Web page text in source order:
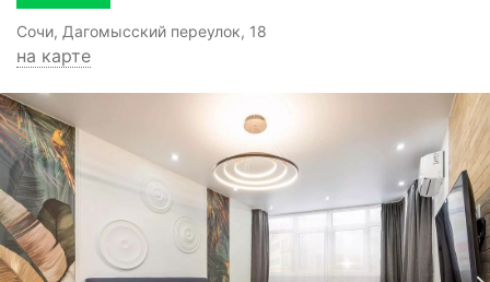
Сочи, Дагомысский переулок, 18
на карте